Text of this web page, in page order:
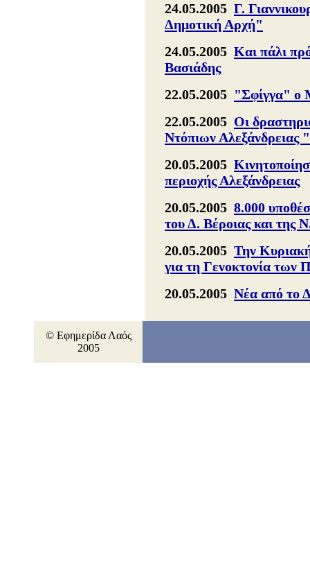
24.05.2005 Γ.
Δημοτική Αρχή"
24.05.2005 Και πάλι
Βασιάδης
22.05.2005 "Σφίγγα" ο
22.05.2005 Οι
Ντόπιων Αλεξάνδρειας
20.05.2005
περιοχής Αλεξάνδρειας
20.05.2005 8.000
του Δ. Βέροιας και της
20.05.2005 Την
για τη Γενοκτονία των
20.05.2005 Νέα από το
© Εφημερίδα Λαός
2005